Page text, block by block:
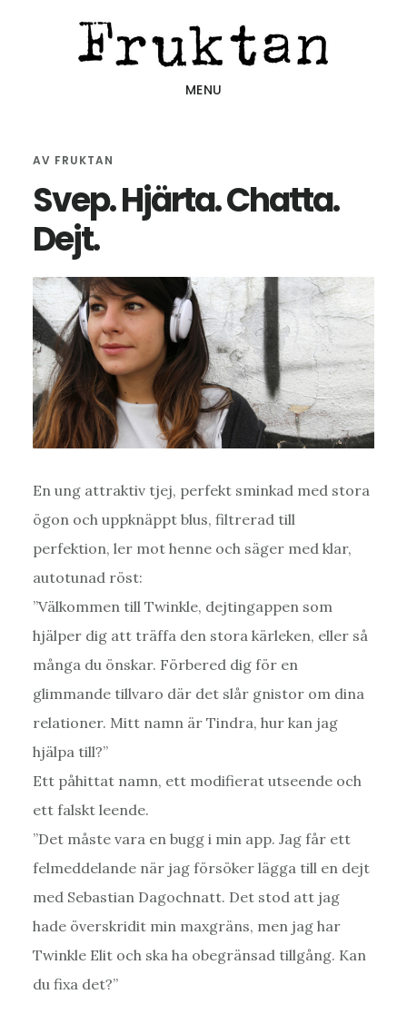
MENU
AV FRUKTAN
Svep. Hjärta. Chatta.
Dejt.
En ung attraktiv tjej, perfekt sminkad med stora
ögon och uppknäppt blus, filtrerad till
perfektion, ler mot henne och säger med klar,
autotunad röst:
”Välkommen till Twinkle, dejtingappen som
hjälper dig att träffa den stora kärleken, eller så
många du önskar. Förbered dig för en
glimmande tillvaro där det slår gnistor om dina
relationer. Mitt namn är Tindra, hur kan jag
hjälpa till?”
Ett påhittat namn, ett modifierat utseende och
ett falskt leende.
”Det måste vara en bugg i min app. Jag får ett
felmeddelande när jag försöker lägga till en dejt
med Sebastian Dagochnatt. Det stod att jag
hade överskridit min maxgräns, men jag har
Twinkle Elit och ska ha obegränsad tillgång. Kan
du fixa det?”